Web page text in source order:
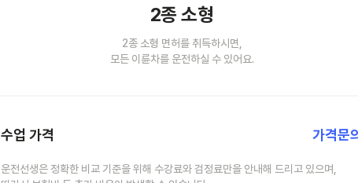
2종 소형
2종 소형 면허를 취득하시면,
모든 이륜차를 운전하실 수 있어요.
수업 가격 가격문
운전선생은 정확한 비교 기준을 위해 수강료와 검정료만을 안내해 드리고 있으며,